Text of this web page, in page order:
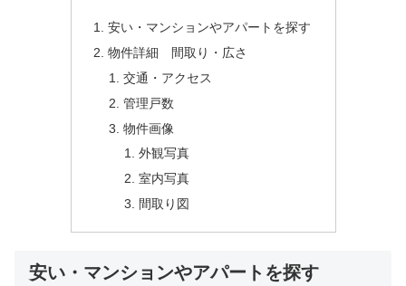
安い・マンションやアパートを探す
物件詳細 間取り・広さ
交通・アクセス
管理戸数
物件画像
外観写真
室内写真
間取り図
安い・マンションやアパートを探す